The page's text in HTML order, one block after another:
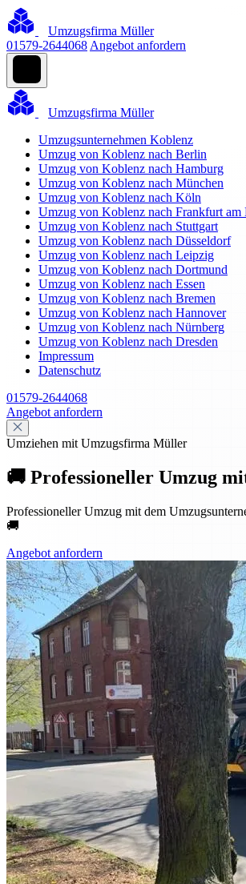
Umzugsfirma Müller
01579-2644068 Angebot anfordern
Umzugsfirma Müller
Umzugsunternehmen Koblenz
Umzug von Koblenz nach Berlin
Umzug von Koblenz nach Hamburg
Umzug von Koblenz nach München
Umzug von Koblenz nach Köln
Umzug von Koblenz nach Frankfurt am
Umzug von Koblenz nach Stuttgart
Umzug von Koblenz nach Düsseldorf
Umzug von Koblenz nach Leipzig
Umzug von Koblenz nach Dortmund
Umzug von Koblenz nach Essen
Umzug von Koblenz nach Bremen
Umzug von Koblenz nach Hannover
Umzug von Koblenz nach Nürnberg
Umzug von Koblenz nach Dresden
Impressum
Datenschutz
01579-2644068
Angebot anfordern
Umziehen mit Umzugsfirma Müller
🚚 Professioneller Umzug
Professioneller Umzug mit dem
🚚
Angebot anfordern